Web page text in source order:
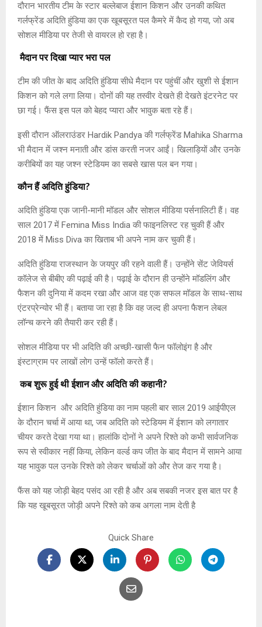
दौरान भारतीय टीम के स्टार बल्लेबाज ईशान किशन और उनकी कथित
गर्लफ्रेंड अदिति हुंडिया का एक खूबसूरत पल कैमरे में कैद हो गया, जो अब
सोशल मीडिया पर तेजी से वायरल हो रहा है।
मैदान पर दिखा प्यार भरा पल
टीम की जीत के बाद अदिति हुंडिया सीधे मैदान पर पहुंचीं और खुशी से ईशान
किशन को गले लगा लिया। दोनों की यह तस्वीर देखते ही देखते इंटरनेट पर
छा गई। फैंस इस पल को बेहद प्यारा और भावुक बता रहे हैं।
इसी दौरान ऑलराउंडर Hardik Pandya की गर्लफ्रेंड Mahika Sharma
भी मैदान में जश्न मनाती और डांस करती नजर आईं। खिलाड़ियों और उनके
करीबियों का यह जश्न स्टेडियम का सबसे खास पल बन गया।
कौन हैं अदिति हुंडिया?
अदिति हुंडिया एक जानी-मानी मॉडल और सोशल मीडिया पर्सनालिटी हैं। वह
साल 2017 में Femina Miss India की फाइनलिस्ट रह चुकी हैं और
2018 में Miss Diva का खिताब भी अपने नाम कर चुकी हैं।
अदिति हुंडिया राजस्थान के जयपुर की रहने वाली हैं। उन्होंने सेंट जेवियर्स
कॉलेज से बीबीए की पढ़ाई की है। पढ़ाई के दौरान ही उन्होंने मॉडलिंग और
फैशन की दुनिया में कदम रखा और आज वह एक सफल मॉडल के साथ-साथ
एंटरप्रेन्योर भी हैं। बताया जा रहा है कि वह जल्द ही अपना फैशन लेबल
लॉन्च करने की तैयारी कर रही हैं।
सोशल मीडिया पर भी अदिति की अच्छी-खासी फैन फॉलोइंग है और
इंस्टाग्राम पर लाखों लोग उन्हें फॉलो करते हैं।
कब शुरू हुई थी ईशान और अदिति की कहानी?
ईशान किशन और अदिति हुंडिया का नाम पहली बार साल 2019 आईपीएल
के दौरान चर्चा में आया था, जब अदिति को स्टेडियम में ईशान को लगातार
चीयर करते देखा गया था। हालांकि दोनों ने अपने रिश्ते को कभी सार्वजनिक
रूप से स्वीकार नहीं किया, लेकिन वर्ल्ड कप जीत के बाद मैदान में सामने आया
यह भावुक पल उनके रिश्ते को लेकर चर्चाओं को और तेज कर गया है।
फैंस को यह जोड़ी बेहद पसंद आ रही है और अब सबकी नजर इस बात पर है
कि यह खूबसूरत जोड़ी अपने रिश्ते को कब अगला नाम देती है
Quick Share